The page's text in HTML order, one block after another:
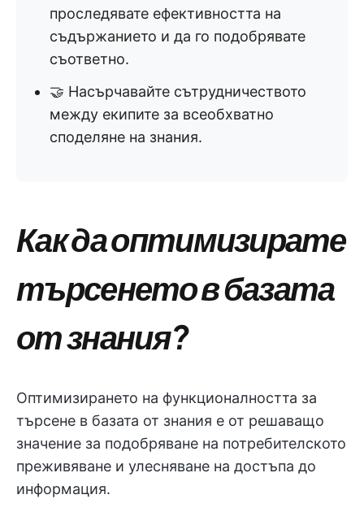
проследявате ефективността на
съдържанието и да го подобрявате
съответно.
🤝 Насърчавайте сътрудничеството
между екипите за всеобхватно
споделяне на знания.
Как да оптимизирате
търсенето в базата
от знания?
Оптимизирането на функционалността за
търсене в базата от знания е от решаващо
значение за подобряване на потребителското
преживяване и улесняване на достъпа до
информация.